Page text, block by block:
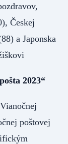
Českej
a Japonska
2023“
poštovej